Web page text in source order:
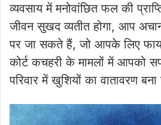
व्यवसाय में मनोवांछित फल की
जीवन सुखद व्यतीत होगा, आप
पर जा सकते हैं, जो आपके लिए
कोर्ट कचहरी के मामलों में आपको
परिवार में खुशियों का वातावरण बना